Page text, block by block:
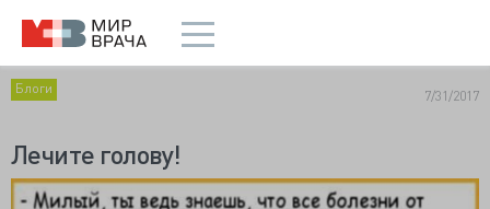
Блоги 7/31/2017
Лечите голову!